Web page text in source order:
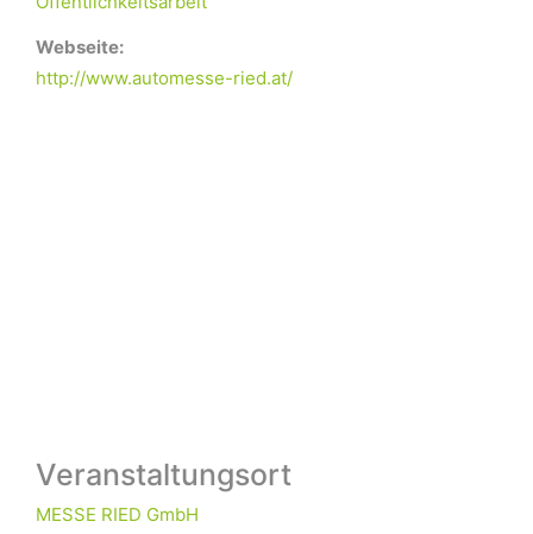
Webseite:
http://www.automesse-ried.at/
Veranstaltungsort
MESSE RIED GmbH